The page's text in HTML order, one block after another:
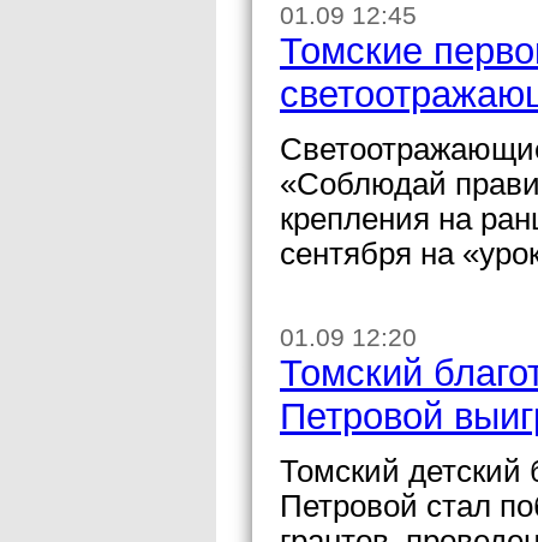
01.09 12:45
Томские
«Соблюдай
крепления на
сентября на
01.09 12:20
Томский
Петровой
Томский
Петровой стал